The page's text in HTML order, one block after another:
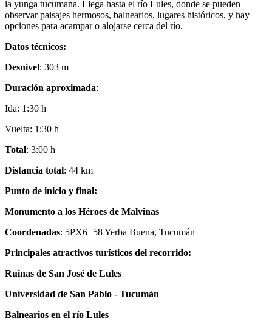
la yunga tucumana. Llega hasta el río Lules, donde se pueden
observar paisajes hermosos, balnearios, lugares históricos, y hay
opciones para acampar o alojarse cerca del río.
Datos técnicos:
Desnivel: 303 m
Duración aproximada:
Ida: 1:30 h
Vuelta: 1:30 h
Total: 3:00 h
Distancia total: 44 km
Punto de inicio y final:
Monumento a los Héroes de Malvinas
Coordenadas: 5PX6+58 Yerba Buena, Tucumán
Principales atractivos turísticos del recorrido:
Ruinas de San José de Lules
Universidad de San Pablo - Tucumán
Balnearios en el río Lules